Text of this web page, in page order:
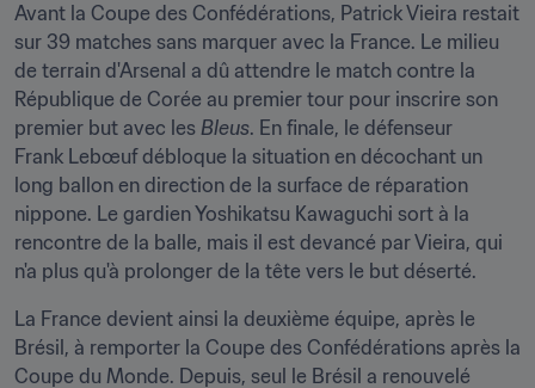
Avant la Coupe des Confédérations, Patrick Vieira restait
sur 39 matches sans marquer avec la France. Le milieu
de terrain d'Arsenal a dû attendre le match contre la
République de Corée au premier tour pour inscrire son
premier but avec les Bleus. En finale, le défenseur
Frank Lebœuf débloque la situation en décochant un
long ballon en direction de la surface de réparation
nippone. Le gardien Yoshikatsu Kawaguchi sort à la
rencontre de la balle, mais il est devancé par Vieira, qui
n'a plus qu'à prolonger de la tête vers le but déserté.
La France devient ainsi la deuxième équipe, après le
Brésil, à remporter la Coupe des Confédérations après la
Coupe du Monde. Depuis, seul le Brésil a renouvelé